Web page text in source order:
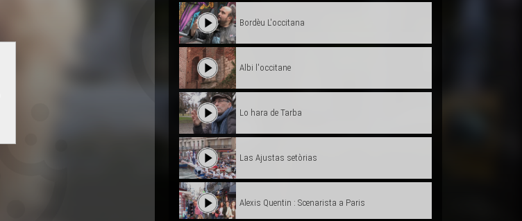
Bordèu L'occitana
Albi l'occitane
Lo hara de Tarba
Las Ajustas setòrias
Alexis Quentin : Scenarista a Paris